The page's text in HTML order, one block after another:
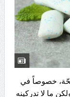
خصوصاً في
ما لا تدركينه